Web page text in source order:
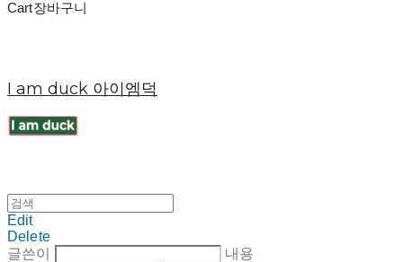
Cart장바구니
I am duck 아이엠덕
Edit
Delete
글쓴이
내용